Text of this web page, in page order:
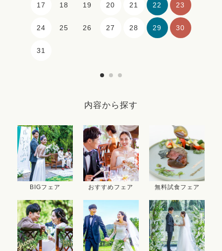
17 18 19 20 21 22 23
24 25 26 27 28 29 30
31
内容から探す
BIGフェア おすすめフェア 無料試食フェア